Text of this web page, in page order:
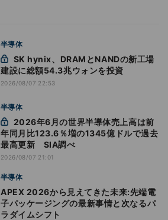
半導体
建設に総額54.3兆ウォンを投資
2026/08/07 22:53
半導体
年同月比123.6％増の1345億ドルで過去
最高更新 SIA調べ
2026/08/07 21:01
半導体
APEX 2026から見えてきた未来:先端電
子パッケージングの最新事情と次なるパ
ラダイムシフト